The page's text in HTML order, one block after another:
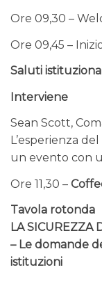
Ore 09,30 –
Ore 09,45 –
Saluti
Interviene
Sean Scott,
L’esperienza
un evento con
Ore 11,30 –
Tavola rotonda
LA SICUREZZA
– Le domande
istituzioni